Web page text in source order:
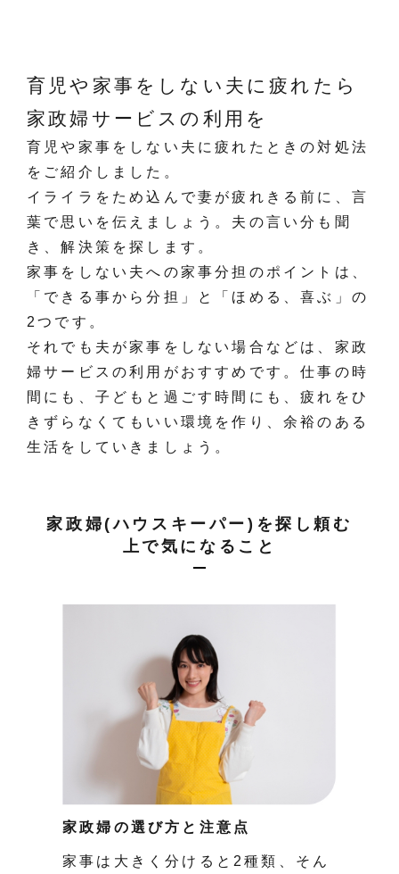
育児や家事をしない夫に疲れたら
家政婦サービスの利用を
育児や家事をしない夫に疲れたときの対処法
をご紹介しました。
イライラをため込んで妻が疲れきる前に、言
葉で思いを伝えましょう。夫の言い分も聞
き、解決策を探します。
家事をしない夫への家事分担のポイントは、
「できる事から分担」と「ほめる、喜ぶ」の
2つです。
それでも夫が家事をしない場合などは、家政
婦サービスの利用がおすすめです。仕事の時
間にも、子どもと過ごす時間にも、疲れをひ
きずらなくてもいい環境を作り、余裕のある
生活をしていきましょう。
家政婦(ハウスキーパー)を探し頼む
上で気になること
家政婦の選び方と注意点
家事は大きく分けると2種類、そん